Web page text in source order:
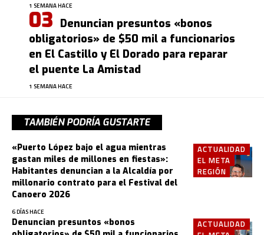
1 SEMANA HACE
Denuncian presuntos «bonos
obligatorios» de $50 mil a funcionarios
en El Castillo y El Dorado para reparar
el puente La Amistad
1 SEMANA HACE
TAMBIÉN PODRÍA GUSTARTE
ACTUALIDAD
EL META
REGIÓN
«Puerto López bajo el agua mientras
gastan miles de millones en fiestas»:
Habitantes denuncian a la Alcaldía por
millonario contrato para el Festival del
Canoero 2026
6 DÍAS HACE
ACTUALIDAD
Denuncian presuntos «bonos